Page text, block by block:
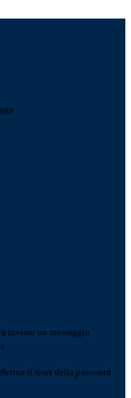
inviato un messaggio
il reset della password